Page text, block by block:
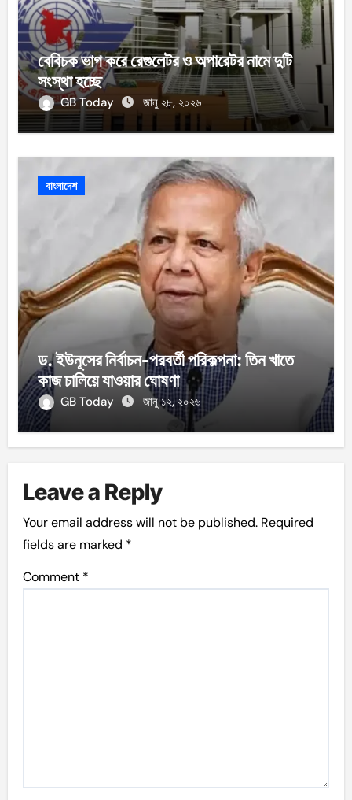
বেবিচক ভাগ করে রেগুলেটর ও অপারেটর নামে দুটি
সংস্থা হচ্ছে
GB Today জানু ২৮, ২০২৬
বাংলাদেশ
ড. ইউনূসের নির্বাচন-পরবর্তী পরিকল্পনা: তিন খাতে
কাজ চালিয়ে যাওয়ার ঘোষণা
GB Today জানু ১২, ২০২৬
Leave a Reply
Your email address will not be published. Required
fields are marked *
Comment *